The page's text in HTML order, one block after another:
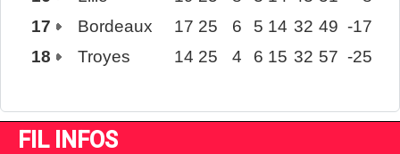
17
Bordeaux 17 25 6 5 14 32 49 -17
18
Troyes 14 25 4 6 15 32 57 -25
FIL INFOS